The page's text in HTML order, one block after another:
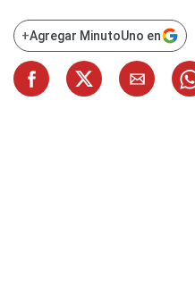
+Agregar MinutoUno en